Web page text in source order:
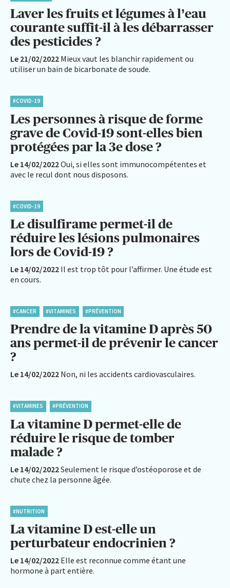
Laver les fruits et légumes à l’eau
courante suffit-il à les débarrasser
des pesticides ?
Le 21/02/2022 Mieux vaut les blanchir rapidement ou
utiliser un bain de bicarbonate de soude.
#COVID-19
Les personnes à risque de forme
grave de Covid-19 sont-elles bien
protégées par la 3e dose ?
Le 14/02/2022Oui, si elles sont immunocompétentes et
avec le recul dont nous disposons.
#COVID-19
Le disulfirame permet-il de
réduire les lésions pulmonaires
lors de Covid-19 ?
Le 14/02/2022 Il est trop tôt pour l’affirmer. Une étude est
en cours.
#CANCER #VITAMINES #PRÉVENTION
Prendre de la vitamine D après 50
ans permet-il de prévenir le cancer
?
Le 14/02/2022 Non, ni les accidents cardiovasculaires.
#VITAMINES #PRÉVENTION
La vitamine D permet-elle de
réduire le risque de tomber
malade ?
Le 14/02/2022Seulement le risque d’ostéoporose et de
chute chez la personne âgée.
#NUTRITION
La vitamine D est-elle un
perturbateur endocrinien ?
Le 14/02/2022 Elle est reconnue comme étant une
hormone à part entière.